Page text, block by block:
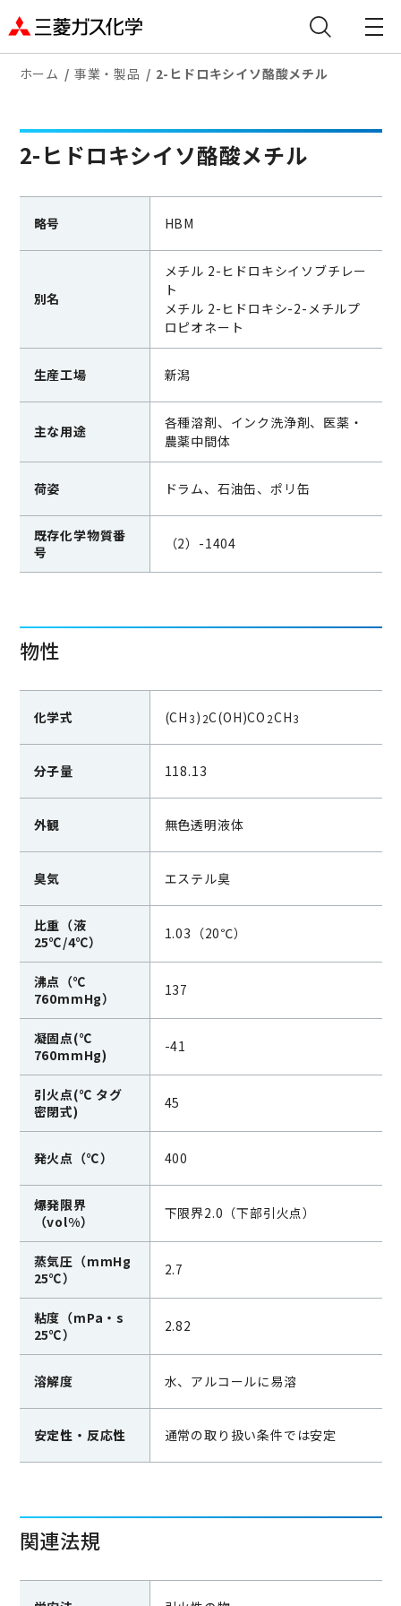
ホーム 事業・製品 2-ヒドロキシイソ酪酸メチル
2-ヒドロキシイソ酪酸メチル
略号 HBM
別名
メチル 2-ヒドロキシイソブチレー
ト
メチル 2-ヒドロキシ-2-メチルプ
ロピオネート
生産工場 新潟
主な用途
各種溶剤、インク洗浄剤、医薬・
農薬中間体
荷姿 ドラム、石油缶、ポリ缶
既存化学物質番
号
（2）-1404
物性
化学式 (CH 3) 2C(OH)CO 2CH3
分子量 118.13
外観 無色透明液体
臭気 エステル臭
比重（液
25℃/4℃）
1.03（20℃）
沸点（℃
760mmHg）
137
凝固点(℃
760mmHg)
-41
引火点(℃ タグ
密閉式)
45
発火点（℃） 400
爆発限界
（vol%）
下限界2.0（下部引火点）
蒸気圧（mmHg
25℃）
2.7
粘度（mPa・s
25℃）
2.82
溶解度 水、アルコールに易溶
安定性・反応性 通常の取り扱い条件では安定
関連法規